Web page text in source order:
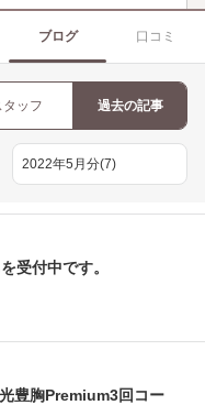
ブログ 口コミ
タッフ 過去の記事
受付中です。
光豊胸Premium3回コー